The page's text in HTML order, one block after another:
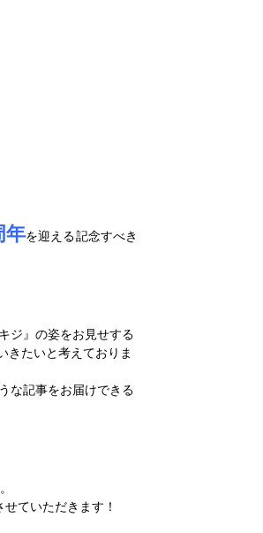
年を迎える記念すべき
ジ』の姿をお見せする
きたいと考えておりま
な記事をお届けできる
ていただきます！